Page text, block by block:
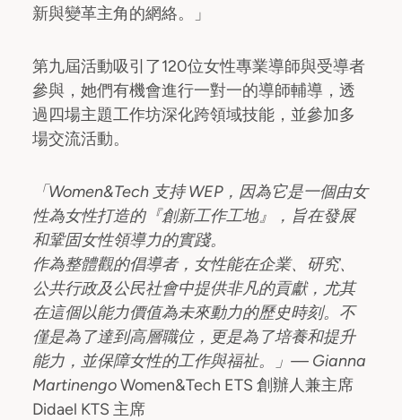
新與變革主角的網絡。」
第九屆活動吸引了120位女性專業導師與受導者
參與，她們有機會進行一對一的導師輔導，透
過四場主題工作坊深化跨領域技能，並參加多
場交流活動。
「Women&Tech 支持 WEP，因為它是一個由女
性為女性打造的『創新工作工地』，旨在發展
和鞏固女性領導力的實踐。
作為整體觀的倡導者，女性能在企業、研究、
公共行政及公民社會中提供非凡的貢獻，尤其
在這個以能力價值為未來動力的歷史時刻。不
僅是為了達到高層職位，更是為了培養和提升
能力，並保障女性的工作與福祉。」— Gianna
MartinengoWomen&Tech ETS 創辦人兼主席
Didael KTS 主席